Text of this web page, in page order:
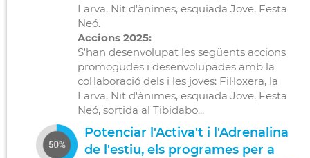
Larva, Nit d'ànimes, esquiada Jove, Festa
Neó.
Accions 2025:
S'han desenvolupat les següents accions
promogudes i desenvolupades amb la
col·laboració dels i les joves: Fil·loxera, la
Larva, Nit d'ànimes, esquiada Jove, Festa
Neó, sortida al Tibidabo...
Potenciar l'Activa't i l'Adrenalina
de l'estiu, els programes per a